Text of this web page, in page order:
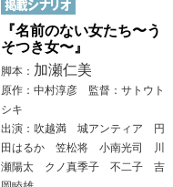
『名前のない女たち〜う
そつき女〜』
脚本： 加瀬仁美
原作：中村淳彦 監督：サトウト
シキ
出演：吹越満 城アンティア 円
田はるか 笠松将 小南光司 川
瀬陽太 クノ真季子 不二子 吉